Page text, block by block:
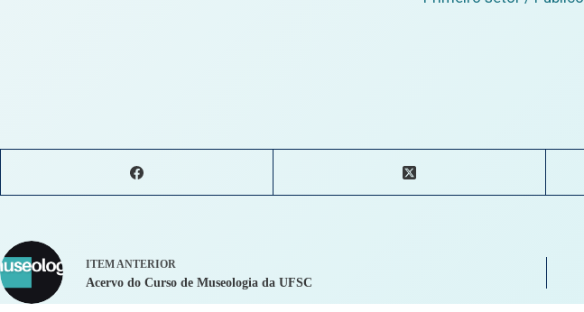
ITEM ANTERIOR
Acervo do Curso de Museologia da UFSC